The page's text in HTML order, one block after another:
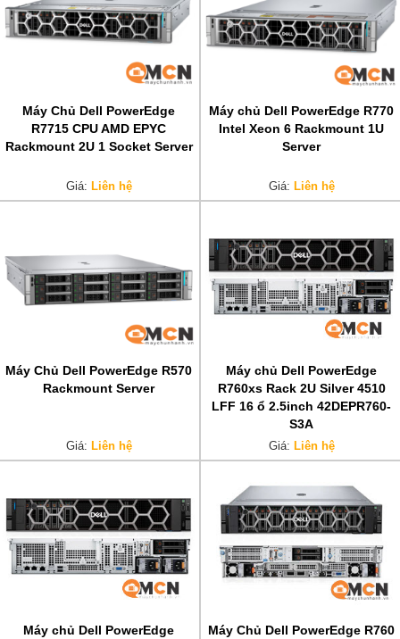
Máy Chủ Dell PowerEdge
R7715 CPU AMD EPYC
Rackmount 2U 1 Socket Server
Giá: Liên hệ
Máy chủ Dell PowerEdge R770
Intel Xeon 6 Rackmount 1U
Server
Giá: Liên hệ
Máy Chủ Dell PowerEdge R570
Rackmount Server
Giá: Liên hệ
Máy chủ Dell PowerEdge
R760xs Rack 2U Silver 4510
LFF 16 ổ 2.5inch 42DEPR760-
S3A
Giá: Liên hệ
Máy chủ Dell PowerEdge Máy Chủ Dell PowerEdge R760